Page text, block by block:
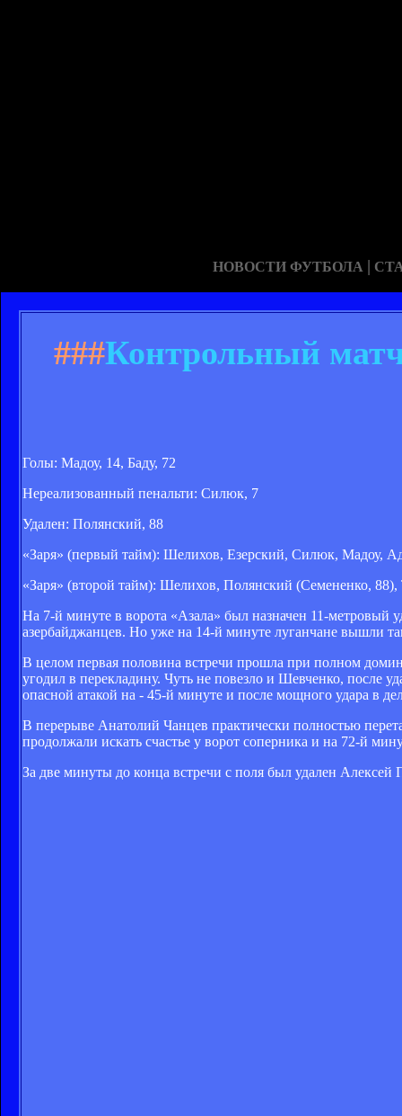
НОВОСТИ ФУТБОЛА |
###Контрольный
Голы: Мадоу, 14, Баду, 72
Нереализованный пенальти: Силюк, 7
Удален: Полянский, 88
«Заря» (первый тайм): Шелихов, Езерский, Силюк, Мадоу,
«Заря» (второй тайм): Шелихов, Полянский (Семененко,
На 7-й минуте в ворота «Азала» был назначен 11-метровый
азербайджанцев. Но уже на 14-й минуте луганчане вышли
В целом первая половина встречи прошла при полном
угодил в перекладину. Чуть не повезло и Шевченко, после
опасной атакой на - 45-й минуте и после мощного удара в
В перерыве Анатолий Чанцев практически полностью
продолжали искать счастье у ворот соперника и на 72-й
За две минуты до конца встречи с поля был удален